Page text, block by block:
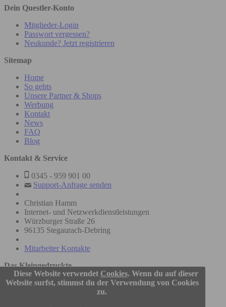
Diese Website verwendet Cookies. Wenn du auf dieser
Website surfst, stimmst du der Verwendung von Cookies
zu.
Dein Questler-Konto
Mitglieder-Login
Passwort vergessen?
Neukunde? Jetzt registrieren
Sitemap
Home
So gehts
Unsere Partner & Shops
Werbung
Kontakt
News
FAQ
Blog
Kontakt & Service
0345 - 959 901 00
Support-Anfrage senden
Christian Hamm
Internet- und Netzwerkdienstleistungen
Würzburger Straße 26
96135 Stegaurach-Debring
Mitarbeiter Kontakte
Das Kleingedruckte
© 2005-2026
Questler.de Christian Hamm